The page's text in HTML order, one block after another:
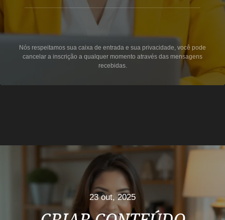
Nós respeitamos sua caixa de entrada e sua privacidade, você pode
cancelar a inscrição a qualquer momento através das mensagens
recebidas.
23 out, 2025